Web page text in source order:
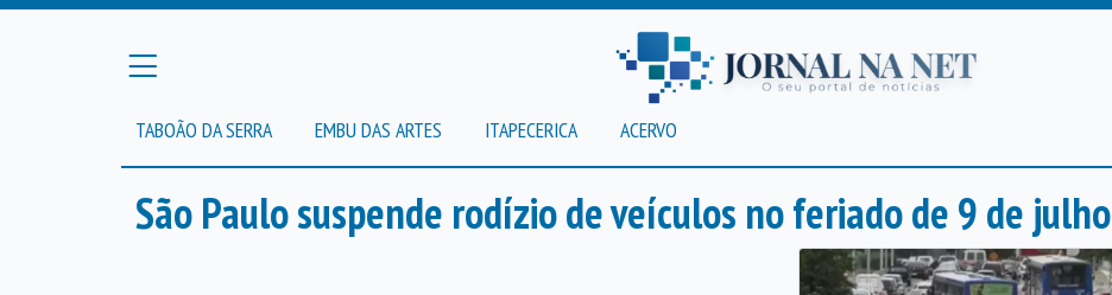
TABOÃO DA SERRA EMBU DAS ARTES ITAPECERICA ACERVO
São Paulo suspende rodízio de veículos no feriado de 9 de julho